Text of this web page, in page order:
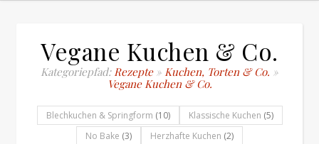
Vegane Kuchen & Co.
Kategoriepfad:Rezepte» Kuchen, Torten & Co. »
Vegane Kuchen & Co.
Blechkuchen & Springform (10) Klassische Kuchen (5)
No Bake (3) Herzhafte Kuchen (2)